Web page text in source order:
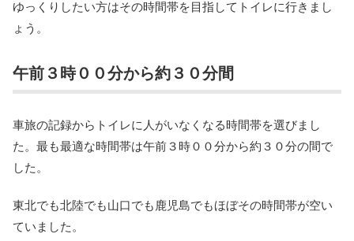
ゆっくりしたい方はその時間帯を目指してトイレに行きまし
ょう。
午前３時００分から約３０分間
車旅の記録からトイレに人がいなくなる時間帯を選びまし
た。最も最適な時間帯は午前３時００分から約３０分の間で
した。
東北でも北陸でも山口でも鹿児島でもほぼその時間帯が空い
ていました。